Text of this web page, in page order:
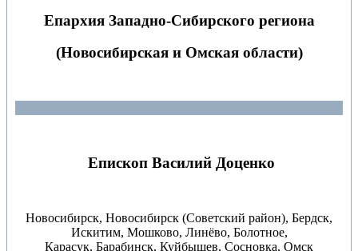
Епархия Западно-Сибирского региона
(Новосибирская и Омская области)
Епископ Василий Доценко
Новосибирск, Новосибирск (Советский район), Бердск,
Искитим, Мошково, Линёво, Болотное,
Карасук, Барабинск, Куйбышев, Сосновка, Омск